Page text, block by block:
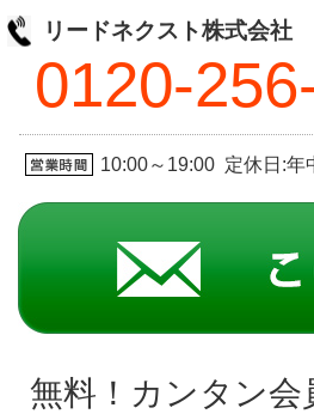
リードネクスト株式会社
0120-
10:00～19:00 定休日:年
無料！カンタン会